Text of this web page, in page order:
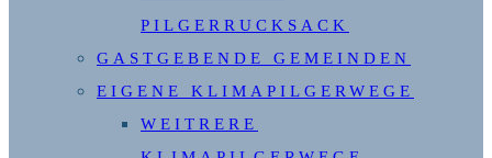
PILGERRUCKSACK
GASTGEBENDE GEMEINDEN
EIGENE KLIMAPILGERWEGE
WEITRERE